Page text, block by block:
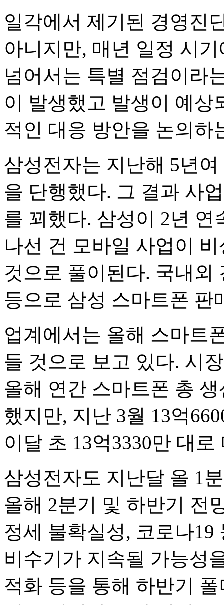
일각에서 제기된 경영진
아니지만, 매년 일정 시
넘어서는 특별 점검이라
이 발생했고 발생이 예상
적인 대응 방안을 논의하
삼성전자는 지난해 5년
을 단행했다. 그 결과 사
를 꾀했다. 삼성이 2년
나선 건 모바일 사업이
것으로 풀이된다. 국내외
등으로 삼성 스마트폰 판
업계에서는 올해 스마트
들 것으로 보고 있다. 시
올해 연간 스마트폰 총
했지만, 지난 3월 13억
이달 초 13억3330만 대
삼성전자도 지난달 올 1
올해 2분기 및 하반기 전
정세 불확실성, 코로나
비수기가 지속될 가능성
적화 등을 통해 하반기